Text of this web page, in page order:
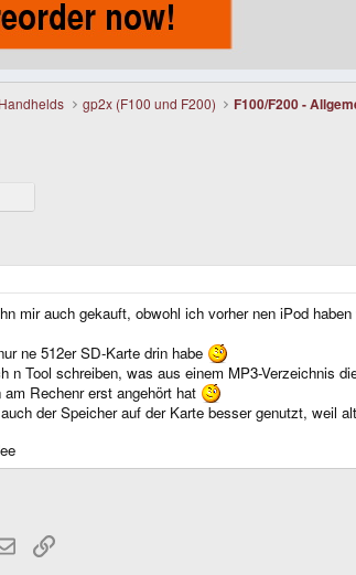
gp2x (F100 und F200) F100/F200 -
mir auch gekauft, obwohl ich vorher nen iPod
ne 512er SD-Karte drin habe
n Tool schreiben, was aus einem MP3-Verzeichnis
Rechenr erst angehört hat
der Speicher auf der Karte besser genutzt, weil
EmailLink